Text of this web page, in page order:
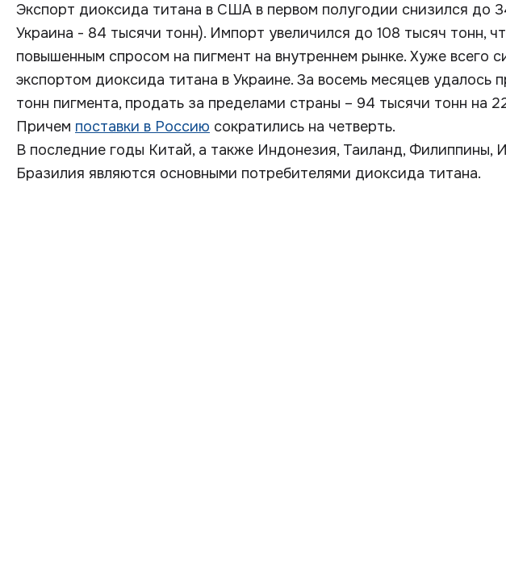
Экспорт диоксида титана в США в первом полугодии снизился до
Украина - 84 тысячи тонн). Импорт увеличился до 108 тысяч тонн,
повышенным спросом на пигмент на внутреннем рынке. Хуже всего
экспортом диоксида титана в Украине. За восемь месяцев удалось
тонн пигмента, продать за пределами страны – 94 тысячи тонн на
Причем поставки в Россию сократились на четверть.
В последние годы Китай, а также Индонезия, Таиланд, Филиппины,
Бразилия являются основными потребителями диоксида титана.